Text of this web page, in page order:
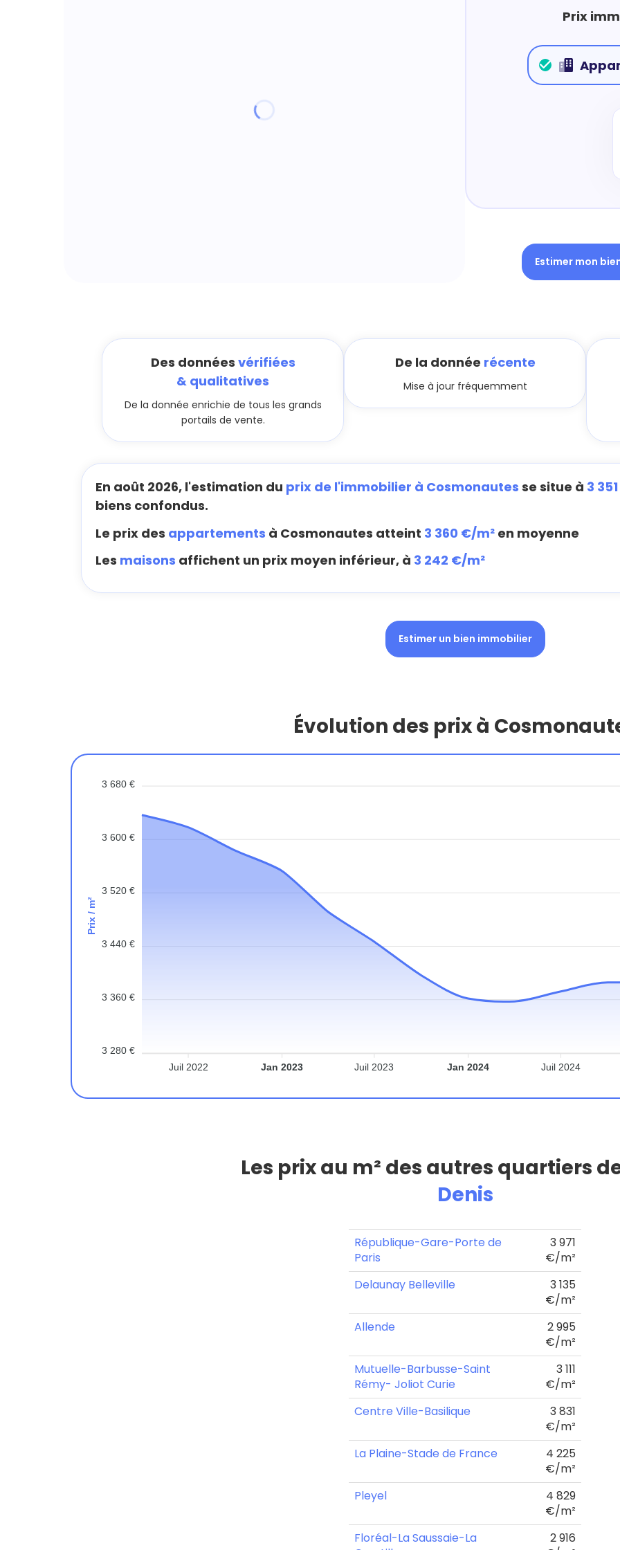
Prix
Estimer mon
Des données vérifiées
& qualitatives
De la donnée enrichie de tous les grands
portails de vente.
De la donnée récente
Mise à jour fréquemment
En août 2026, l'estimation du prix de l'immobilier à Cosmonautes se situe à 3
biens confondus.
Le prix des appartements à Cosmonautes atteint 3 360 €/m² en moyenne
Les maisons affichent un prix moyen inférieur, à 3 242 €/m²
Estimer un bien immobilier
Évolution des prix à
3 680 €
3 600 €
3 520 €
3 440 €
3 360 €
3 280 €
Prix / m²
Juil 2022 Jan 2023 Juil 2023 Jan 2024 Juil 2024
Les prix au m² des autres quartiers
Denis
République-Gare-Porte de
Paris
3 971
€/m²
Delaunay Belleville
3 135
€/m²
Allende
2 995
€/m²
Mutuelle-Barbusse-Saint
Rémy- Joliot Curie
3 111
€/m²
Centre Ville-Basilique
3 831
€/m²
La Plaine-Stade de France
4 225
€/m²
Pleyel
4 829
€/m²
Floréal-La Saussaie-La
2 916